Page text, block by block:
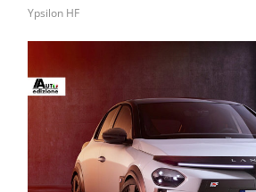
lifestyleYpsilon HF